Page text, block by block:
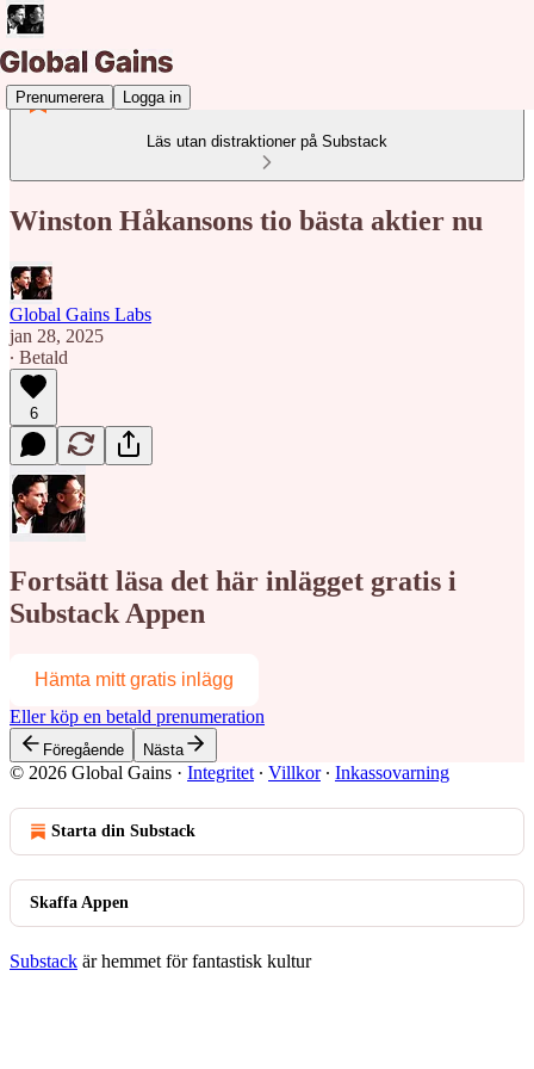
Prenumerera Logga in
Läs utan distraktioner på Substack
Winston Håkansons tio bästa aktier nu
Global Gains Labs
jan 28, 2025
∙ Betald
6
Fortsätt läsa det här inlägget gratis i
Substack Appen
Hämta mitt gratis inlägg
Eller köp en betald prenumeration
Föregående Nästa
© 2026 Global Gains · Integritet ∙ Villkor∙ Inkassovarning
Starta din Substack
Skaffa Appen
Substack är hemmet för fantastisk kultur